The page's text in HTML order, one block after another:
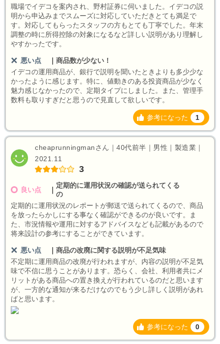
職場でイデコを案内され、野村証券に伺いました。イデコの説
明から申込みまでスムーズに対応していただきとても満足で
す。対応してもらったスタッフの方もとても丁寧でした。年末
調整の時に所得控除の対象になるなど詳しい説明があり理解し
やすかったです。
悪い点
商品数が少ない！
イデコの運用商品が、銀行で説明を聞いたときよりも多少少な
かったように感じます。特に、値動きのある投資商品が少なく
魅力感じなかったので、定期タイプにしました。また、管理手
数料も取りすぎだと思うので見直して欲しいです。
参考になった 1
cheaprunningmanさん｜40代前半｜男性｜製造業｜
2021.11
3
良い点
定期的に運用状況の確認が送られてくる
の
定期的に運用状況のレポートが郵送で送られてくるので、商品
を放ったらかしにする事なく確認ができるのが良いです。ま
た、市況情報や運用に対するアドバイスなども記載があるので
将来設計の参考にすることができています。
悪い点
商品の改廃に関する説明が不足気味
不定期に運用商品の改廃が行われますが、内容の説明が不足気
味で不信に思うことがあります。恐らく、会社、利用者共にメ
リットがある商品への置き換えが行われているのだと思います
が、一方的な通知が来るだけなのでもう少し詳しく説明があれ
ばと思います。
参考になった 0